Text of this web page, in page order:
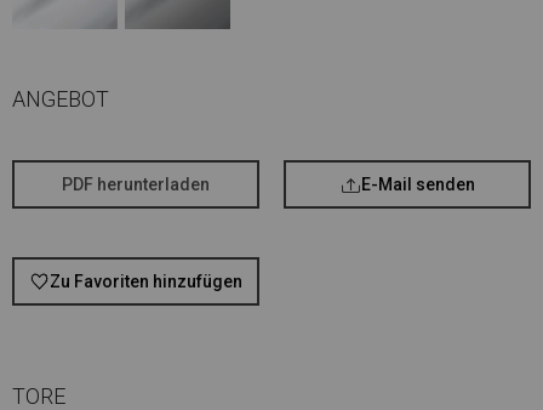
ANGEBOT
PDF herunterladen E-Mail senden
Zu Favoriten hinzufügen
TORE